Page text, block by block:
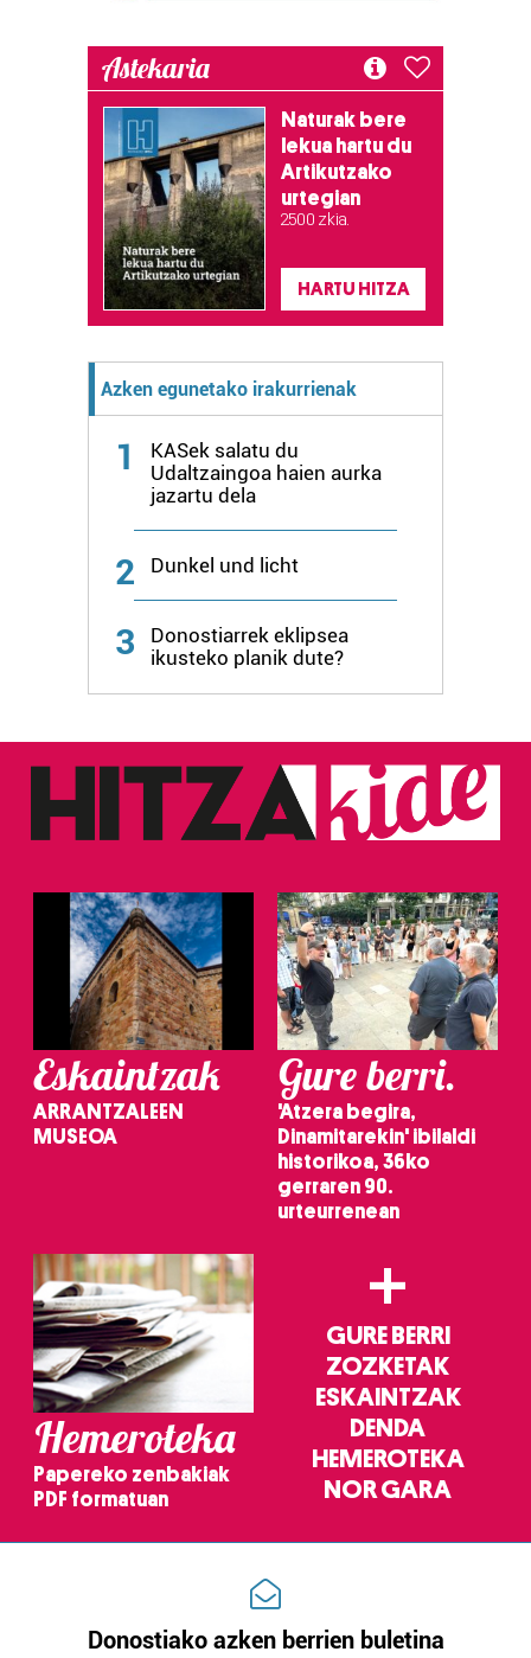
Bazkide batzuek ez dizute baimenik eskatzen, eta beren
interes komertzial legitimoetan babesten dira. Ikusi gure
bazkideen zerrenda, beren ustez zein helburutarako
duten interes legitimoa eta horren aurka nola egin
dezakezun ikusteko.
Lortu zure datu pertsonalak prozesatzeko moduari
buruzko informazio gehiago eta ezarri zure lehentasunak
datuen atalean. Edozein unetan alda edo ken dezakezu
zure baimena Cookieen adierazpenean.
Webgune honek cookie propioak eta hirugarrenen cookie-
fitxategiak erabiltzen ditu. Zure esperientzia eta
zerbitzuak hobetzeko asmoz, cookie teknologiaz
baliatzen gara. Ohar hau onartuz gero, teknologia hori
erabiltzeko baimen esplizitua ematen diguzu.
Astekaria
Naturak bere
lekua hartu du
Artikutzako
urtegian
2.500 zkia.
HARTU HITZA
Azken egunetako irakurrienak
1
KASek salatu du
Udaltzaingoa haien aurka
jazartu dela
2 Dunkel und licht
3
Donostiarrek eklipsea
ikusteko planik dute?
Eskaintzak
ARRANTZALEEN
MUSEOA
Gure berri.
'Atzera begira,
Dinamitarekin' ibilaldi
historikoa, 36ko
gerraren 90.
urteurrenean
Hemeroteka
Papereko zenbakiak
PDF formatuan
+
GURE BERRI
ZOZKETAK
ESKAINTZAK
DENDA
HEMEROTEKA
NOR GARA
Donostiako azken berrien buletina